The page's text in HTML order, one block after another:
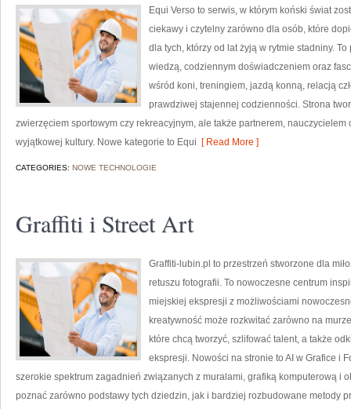
Equi Verso to serwis, w którym koński świat
ciekawy i czytelny zarówno dla osób, które
dla tych, którzy od lat żyją w rytmie stadniny.
wiedzą, codziennym doświadczeniem oraz
wśród koni, treningiem, jazdą konną, relacją
prawdziwej stajennej codzienności. Strona
zwierzęciem sportowym czy rekreacyjnym, ale także partnerem,
wyjątkowej kultury. Nowe kategorie to Equi [ Read More ]
CATEGORIES: NOWE TECHNOLOGIE
Graffiti i Street Art
Graffiti-lubin.pl to przestrzeń stworzone dla
retuszu fotografii. To nowoczesne centrum
miejskiej ekspresji z możliwościami
kreatywność może rozkwitać zarówno na
które chcą tworzyć, szlifować talent, a także
ekspresji. Nowości na stronie to AI w Grafice i
szerokie spektrum zagadnień związanych z muralami, grafiką komputerową i
poznać zarówno podstawy tych dziedzin, jak i bardziej rozbudowane metody